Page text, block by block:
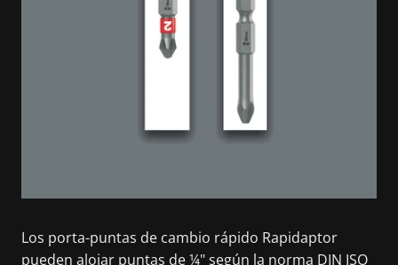
Los porta-puntas de cambio rápido Rapidaptor
pueden alojar puntas de ¼" según la norma DIN ISO